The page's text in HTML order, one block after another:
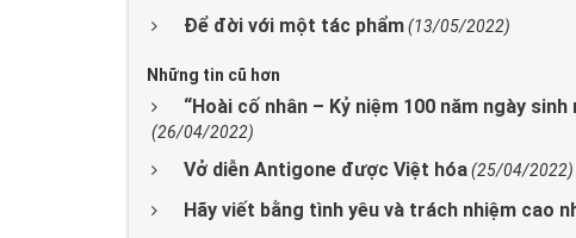
Để đời với một tác phẩm(13/05/2022)
Những tin cũ hơn
“Hoài cố nhân – Kỷ niệm 100 năm ngày
(26/04/2022)
Vở diễn Antigone được Việt hóa(25/04/2022)
Hãy viết bằng tình yêu và trách nhiệm cao